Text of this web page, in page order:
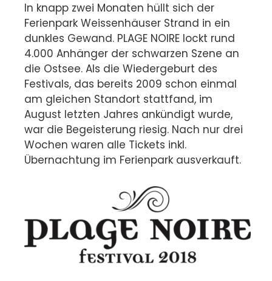
In knapp zwei Monaten hüllt sich der
Ferienpark Weissenhäuser Strand in ein
dunkles Gewand. PLAGE NOIRE lockt rund
4.000 Anhänger der schwarzen Szene an
die Ostsee. Als die Wiedergeburt des
Festivals, das bereits 2009 schon einmal
am gleichen Standort stattfand, im
August letzten Jahres ankündigt wurde,
war die Begeisterung riesig. Nach nur drei
Wochen waren alle Tickets inkl.
Übernachtung im Ferienpark ausverkauft.